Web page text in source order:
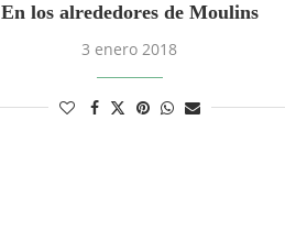
En los alrededores de Moulins
3 enero 2018